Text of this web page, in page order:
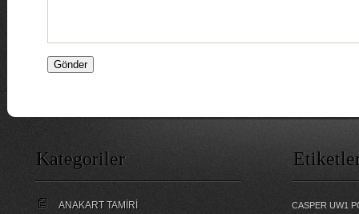
Kategoriler
ANAKART TAMİRİ
CASPER UW1